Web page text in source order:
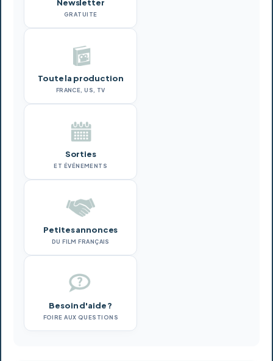
Newsletter
GRATUITE
Toute la production
FRANCE, US, TV
Sorties
ET ÉVÉNEMENTS
Petites annonces
DU FILM FRANÇAIS
Besoin d'aide ?
FOIRE AUX QUESTIONS